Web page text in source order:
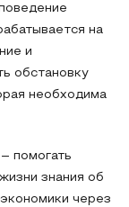
на
и
обстановку
необходима
помогать
знания об
через